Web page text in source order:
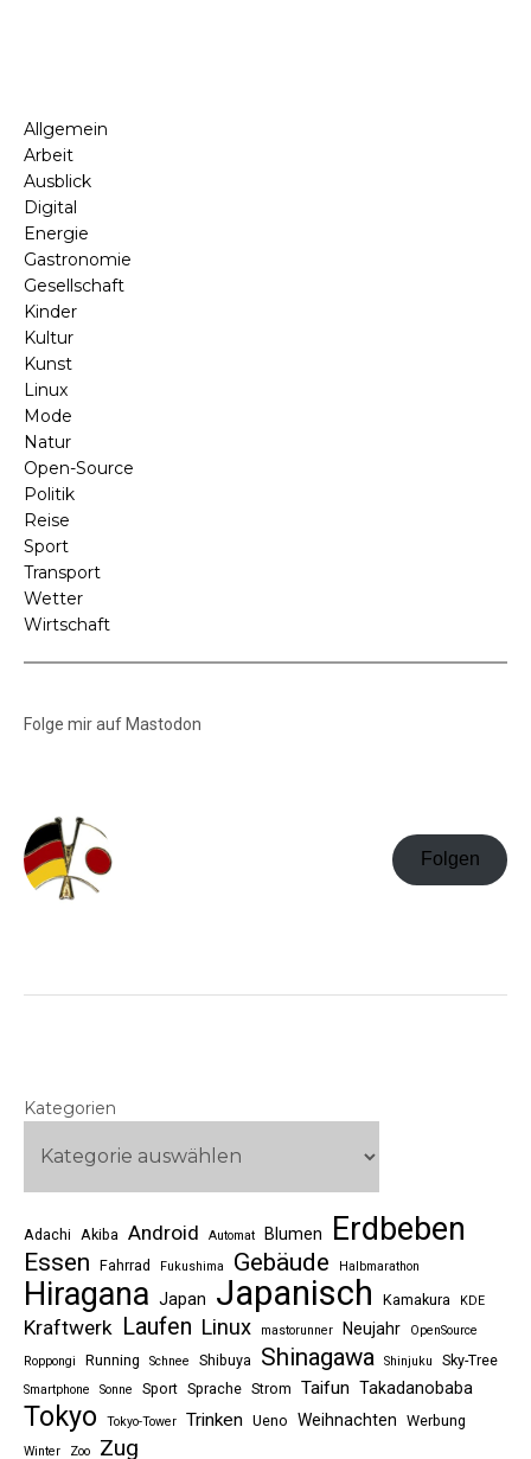
Allgemein
Arbeit
Ausblick
Digital
Energie
Gastronomie
Gesellschaft
Kinder
Kultur
Kunst
Linux
Mode
Natur
Open-Source
Politik
Reise
Sport
Transport
Wetter
Wirtschaft
Folge mir auf Mastodon
Folgen
Kategorien
Adachi Akiba Android Automat Blumen Erdbeben
Essen Fahrrad Fukushima Gebäude Halbmarathon
Hiragana Japan Japanisch Kamakura KDE
Kraftwerk Laufen Linux mastorunner Neujahr
OpenSource
Roppongi
Running Schnee Shibuya Shinagawa Shinjuku Sky-Tree
Smartphone Sonne Sport Sprache Strom Taifun Takadanobaba
Tokyo Tokyo-Tower Trinken Ueno Weihnachten Werbung
Winter Zoo Zug